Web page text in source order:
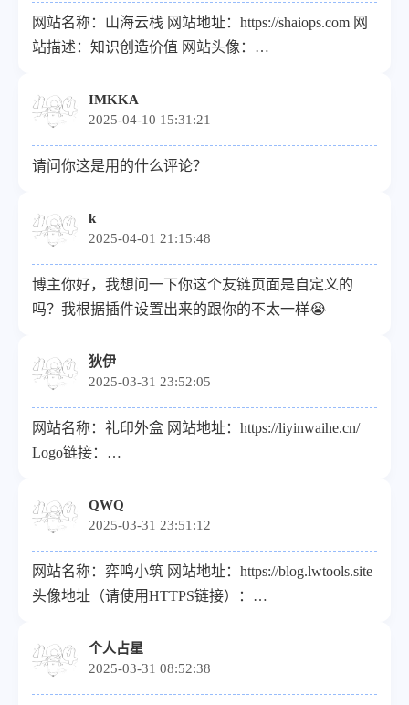
网站名称：山海云栈 网站地址：https://shaiops.com 网
站描述：知识创造价值 网站头像：
https://shaiops.com/rss.xml
IMKKA
2025-04-10 15:31:21
请问你这是用的什么评论？
k
2025-04-01 21:15:48
博主你好，我想问一下你这个友链页面是自定义的
吗？我根据插件设置出来的跟你的不太一样😭
狄伊
2025-03-31 23:52:05
网站名称：礼印外盒 网站地址：https://liyinwaihe.cn/
Logo链接：
描述：相逢何必曾相识 RSS地址：
https://liyinwaihe.cn//rss.xml
QWQ
2025-03-31 23:51:12
网站名称：弈鸣小筑 网站地址：https://blog.lwtools.site
头像地址（请使用HTTPS链接）：
6afc03e09694.png
个人占星
2025-03-31 08:52:38